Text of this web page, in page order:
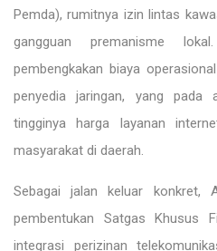
Pemda), rumitnya izin lintas
gangguan premanisme
pembengkakan biaya
penyedia jaringan, yang pada
tingginya harga layanan
masyarakat di daerah.
Sebagai jalan keluar konkret,
pembentukan Satgas Khusus
integrasi perizinan